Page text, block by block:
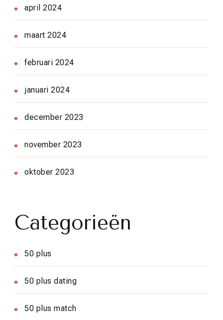
april 2024
maart 2024
februari 2024
januari 2024
december 2023
november 2023
oktober 2023
Categorieën
50 plus
50 plus dating
50 plus match